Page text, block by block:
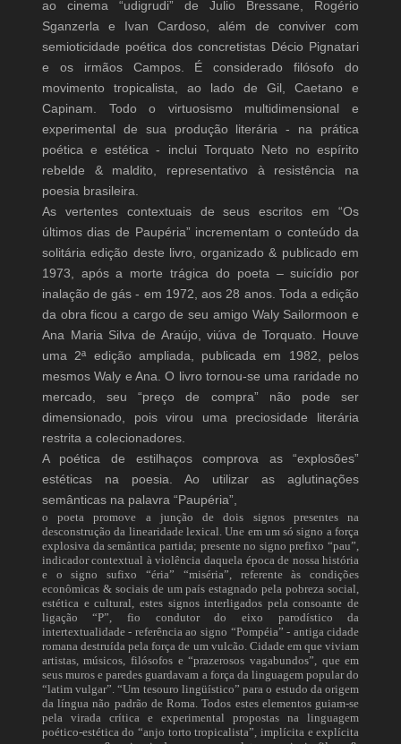
ao cinema “udigrudi” de Julio Bressane, Rogério
Sganzerla e Ivan Cardoso, além de conviver com
semioticidade poética dos concretistas Décio Pignatari
e os irmãos Campos. É considerado filósofo do
movimento tropicalista, ao lado de Gil, Caetano e
Capinam. Todo o virtuosismo multidimensional e
experimental de sua produção literária - na prática
poética e estética - inclui Torquato Neto no espírito
rebelde & maldito, representativo à resistência na
poesia brasileira.
As vertentes contextuais de seus escritos em “Os
últimos dias de Paupéria” incrementam o conteúdo da
solitária edição deste livro, organizado & publicado em
1973, após a morte trágica do poeta – suicídio por
inalação de gás - em 1972, aos 28 anos. Toda a edição
da obra ficou a cargo de seu amigo Waly Sailormoon e
Ana Maria Silva de Araújo, viúva de Torquato. Houve
uma 2ª edição ampliada, publicada em 1982, pelos
mesmos Waly e Ana. O livro tornou-se uma raridade no
mercado, seu “preço de compra” não pode ser
dimensionado, pois virou uma preciosidade literária
restrita a colecionadores.
A poética de estilhaços comprova as “explosões”
estéticas na poesia. Ao utilizar as aglutinações
semânticas na palavra “Paupéria”,
o poeta promove a junção de dois signos presentes na
desconstrução da linearidade lexical. Une em um só signo a força
explosiva da semântica partida; presente no signo prefixo “pau”,
indicador contextual à violência daquela época de nossa história
e o signo sufixo “éria” “miséria”, referente às condições
econômicas & sociais de um país estagnado pela pobreza social,
estética e cultural, estes signos interligados pela consoante de
ligação “P”, fio condutor do eixo parodístico da
intertextualidade - referência ao signo “Pompéia” - antiga cidade
romana destruída pela força de um vulcão. Cidade em que viviam
artistas, músicos, filósofos e “prazerosos vagabundos”, que em
seus muros e paredes guardavam a força da linguagem popular do
“latim vulgar”. “Um tesouro lingüístico” para o estudo da origem
da língua não padrão de Roma. Todos estes elementos guiam-se
pela virada crítica e experimental propostas na linguagem
poético-estética do “anjo torto tropicalista”, implícita e explícita